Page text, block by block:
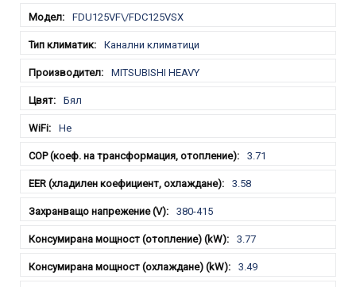
FDU125VF\/FDC125VSX
Канални климатици
MITSUBISHI HEAVY
Бял
Не
3.71
3.58
380-415
3.77
3.49